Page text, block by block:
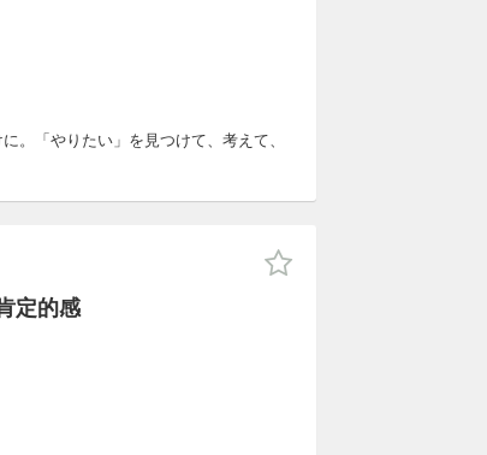
。「やりたい」を見つけて、考えて、
定的感